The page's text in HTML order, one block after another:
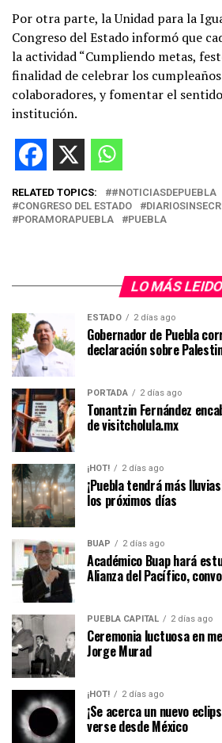
Por otra parte, la Unidad para la
Congreso del Estado informó que
la actividad “Cumpliendo metas,
finalidad de celebrar los
colaboradores, y fomentar el
institución.
RELATED TOPICS: #NOTICIASDEPUEBLA
CONGRESO DEL ESTADO
PORAMORAPUEBLA
PUEBLA
LO MÁS
ESTADO 2 días ago
Gobernador de Puebla
declaración sobre
PORTADA 2 días ago
Tonantzin Fernández
de visitcholula.mx
¡HOT! 2 días ago
¡Puebla tendrá más
los próximos días
BUAP 2 días ago
Académico Buap hará
Alianza del Pacífico,
PUEBLA CAPITAL 2 días ago
Ceremonia luctuosa en
Jorge Murad
¡HOT! 2 días ago
¡Se acerca un nuevo
verse desde México